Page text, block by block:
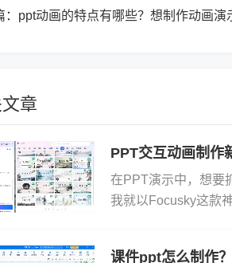
ppt动画的特点有哪些？想制作动画演
章
PPT交互动画制作
在PPT演示中，想要
我就以Focusky这款
课件ppt怎么制作